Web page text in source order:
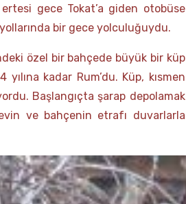
gece Tokat’a giden otobüse
bir gece yolculuğuydu.
özel bir bahçede büyük bir küp
kadar Rum’du. Küp, kısmen
Başlangıçta şarap depolamak
ve bahçenin etrafı duvarlarla